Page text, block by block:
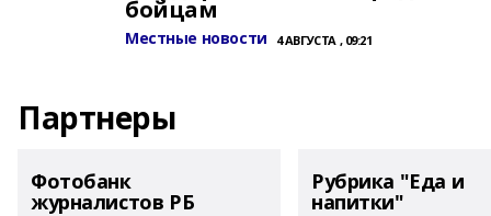
бойцам
Местные новости 4 АВГУСТА , 09:21
Партнеры
Фотобанк
журналистов РБ
Рубрика "Еда и
напитки"